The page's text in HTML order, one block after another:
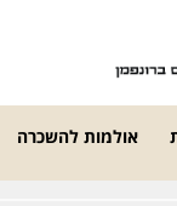
אולמות להשכרה